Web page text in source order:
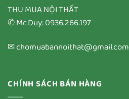
THU MUA NỘI THẤT
✆ Mr. Duy: 0936.266.197
✉ chomuabannoithat@gmail.com
CHÍNH SÁCH BÁN HÀNG